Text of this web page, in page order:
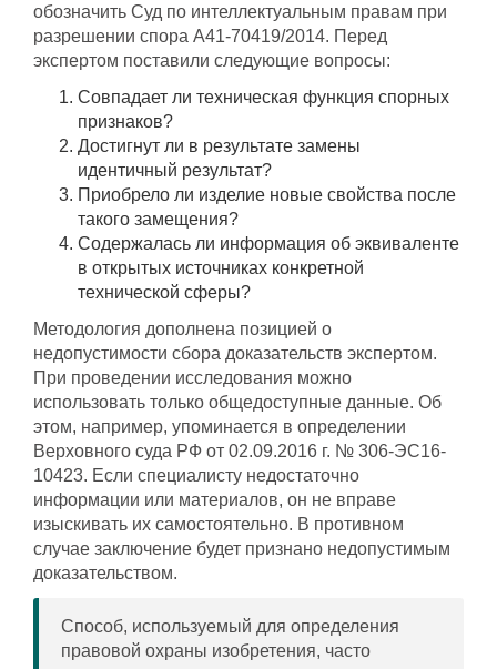
обозначить Суд по интеллектуальным правам при
разрешении спора А41-70419/2014. Перед
экспертом поставили следующие вопросы:
Совпадает ли техническая функция спорных
признаков?
Достигнут ли в результате замены
идентичный результат?
Приобрело ли изделие новые свойства после
такого замещения?
Содержалась ли информация об эквиваленте
в открытых источниках конкретной
технической сферы?
Методология дополнена позицией о
недопустимости сбора доказательств экспертом.
При проведении исследования можно
использовать только общедоступные данные. Об
этом, например, упоминается в определении
Верховного суда РФ от 02.09.2016 г. № 306-ЭС16-
10423. Если специалисту недостаточно
информации или материалов, он не вправе
изыскивать их самостоятельно. В противном
случае заключение будет признано недопустимым
доказательством.
Способ, используемый для определения
правовой охраны изобретения, часто